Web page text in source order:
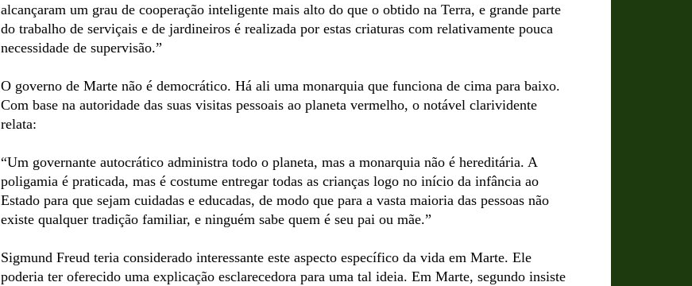
alcançaram um grau de cooperação inteligente mais alto do que o obtido na Terra, e grande parte
do trabalho de serviçais e de jardineiros é realizada por estas criaturas com relativamente pouca
necessidade de supervisão.”
O governo de Marte não é democrático. Há ali uma monarquia que funciona de cima para baixo.
Com base na autoridade das suas visitas pessoais ao planeta vermelho, o notável clarividente
relata:
“Um governante autocrático administra todo o planeta, mas a monarquia não é hereditária. A
poligamia é praticada, mas é costume entregar todas as crianças logo no início da infância ao
Estado para que sejam cuidadas e educadas, de modo que para a vasta maioria das pessoas não
existe qualquer tradição familiar, e ninguém sabe quem é seu pai ou mãe.”
Sigmund Freud teria considerado interessante este aspecto específico da vida em Marte. Ele
poderia ter oferecido uma explicação esclarecedora para uma tal ideia. Em Marte, segundo insiste